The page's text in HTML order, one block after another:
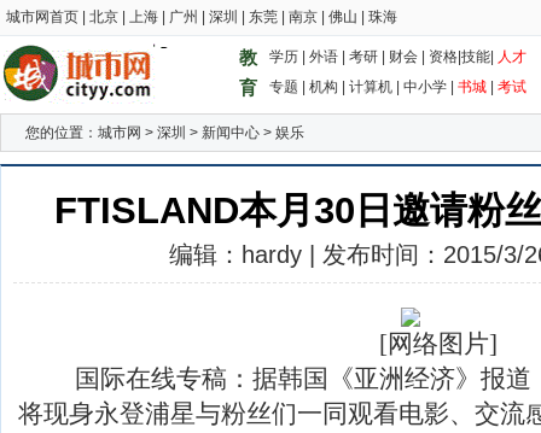
城市网首页 北京 上海 广州 深圳 东莞 南京 佛山 珠海
教
育
学历 外语 考研 财会 资格 技能 人才
专题
机构 计算机 中小学 书城 考试
您的位置： 城市网 > 深圳 > 新闻中心 > 娱乐
FTISLAND本月30日邀请粉
编辑：hardy | 发布时间：2015/3/
[网络图片]
国际在线专稿：据韩国《亚洲经济》报道
将现身永登浦星与粉丝们一同观看电影、交流